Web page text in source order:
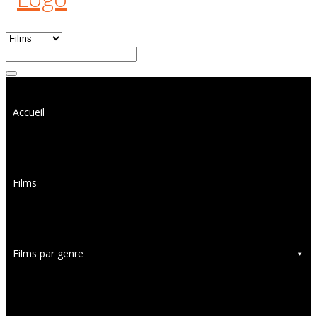
Accueil
Films
Films par genre